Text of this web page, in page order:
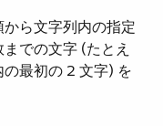
ら文字列内の指定
での文字 (たとえ
最初の 2 文字) を